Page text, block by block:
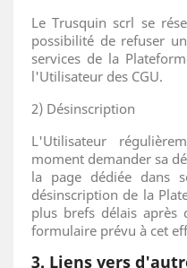
Le Trusquin scrl se
possibilité de refuser
services de la
l'Utilisateur des CGU.
2) Désinscription
L'Utilisateur
moment demander sa
la page dédiée dans
désinscription de la
plus brefs délais
formulaire prévu à cet
3. Liens vers